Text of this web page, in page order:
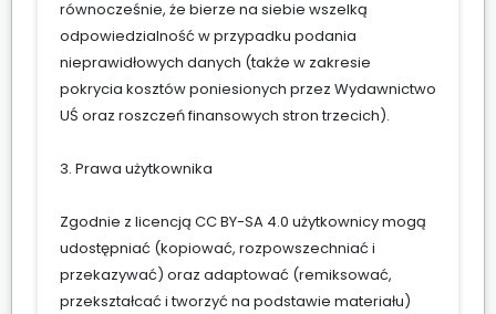
równocześnie, że bierze na siebie wszelką
odpowiedzialność w przypadku podania
nieprawidłowych danych (także w zakresie
pokrycia kosztów poniesionych przez Wydawnictwo
UŚ oraz roszczeń finansowych stron trzecich).
3. Prawa użytkownika
Zgodnie z licencją CC BY-SA 4.0 użytkownicy mogą
udostępniać (kopiować, rozpowszechniać i
przekazywać) oraz adaptować (remiksować,
przekształcać i tworzyć na podstawie materiału)